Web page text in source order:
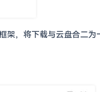
，将下载与云盘合二